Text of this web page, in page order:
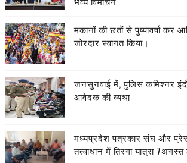
मकानों की छतों से पुष्पावर्षा कर
जोरदार स्वागत किया।
जनसुनवाई में, पुलिस कमिश्नर
आवेदक की व्यथा
मध्यप्रदेश पत्रकार संघ और
तत्वाधान में तिरंगा यात्रा 7अगस्त